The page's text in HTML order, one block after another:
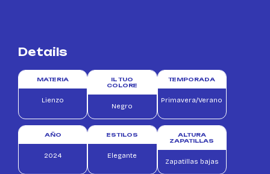
Details
MATERIA
Lienzo
IL TUO
COLORE
Negro
TEMPORADA
Primavera/Verano
AÑO
2024
ESTILOS
Elegante
ALTURA
ZAPATILLAS
Zapatillas bajas